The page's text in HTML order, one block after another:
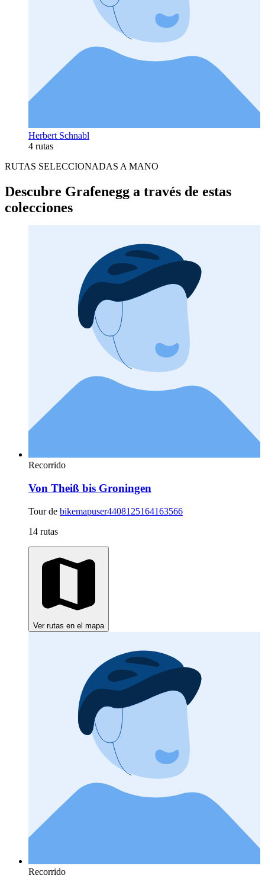
Herbert Schnabl
4 rutas
RUTAS SELECCIONADAS A MANO
Descubre Grafenegg a través de estas
colecciones
Recorrido
Von Theiß bis Groningen
Tour de bikemapuser4408125164163566
14 rutas
Ver rutas en el mapa
Recorrido